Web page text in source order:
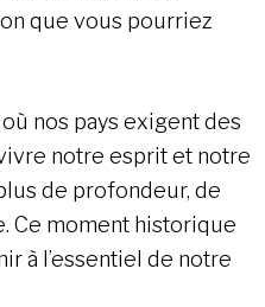
que vous pourriez
nos pays exigent des
notre esprit et notre
de profondeur, de
Ce moment historique
à l’essentiel de notre